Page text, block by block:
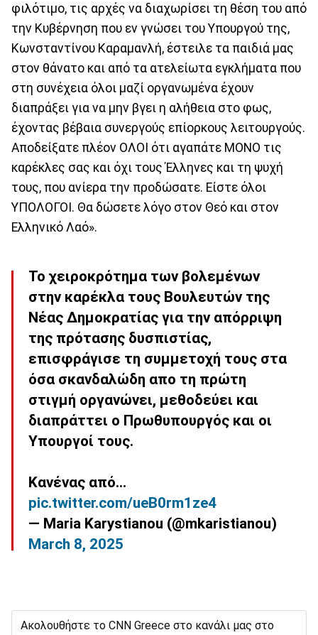
φιλότιμο, τις αρχές να διαχωρίσει τη θέση του από
την Κυβέρνηση που εν γνώσει του Υπουργού της,
Κωνσταντίνου Καραμανλή, έστειλε τα παιδιά μας
στον θάνατο και από τα ατελείωτα εγκλήματα που
στη συνέχεια όλοι μαζί οργανωμένα έχουν
διαπράξει για να μην βγει η αλήθεια στο φως,
έχοντας βέβαια συνεργούς επίορκους λειτουργούς.
Αποδείξατε πλέον ΟΛΟΙ ότι αγαπάτε ΜΟΝΟ τις
καρέκλες σας και όχι τους Έλληνες και τη ψυχή
τους, που ανίερα την προδώσατε. Είστε όλοι
ΥΠΟΛΟΓΟΙ. Θα δώσετε λόγο στον Θεό και στον
Ελληνικό Λαό».
Το χειροκρότημα των βολεμένων
στην καρέκλα τους Βουλευτών της
Νέας Δημοκρατίας για την απόρριψη
της πρότασης δυσπιστίας,
επισφράγισε τη συμμετοχή τους στα
όσα σκανδαλώδη απο τη πρώτη
στιγμή οργανώνει, μεθοδεύει και
διαπράττει ο Πρωθυπουργός και οι
Υπουργοί τους.
Κανένας από…
pic.twitter.com/ueB0rm1ze4
— Maria Karystianou (@mkaristianou)
March 8, 2025
Ακολουθήστε το CNN Greece στο κανάλι μας στο